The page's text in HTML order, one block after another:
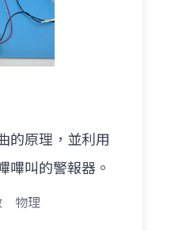
的原理，並利用
嗶叫的警報器。
物理